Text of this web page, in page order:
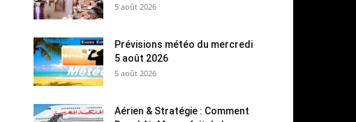
5 août 2026
Prévisions météo du mercredi
5 août 2026
5 août 2026
Aérien & Stratégie : Comment